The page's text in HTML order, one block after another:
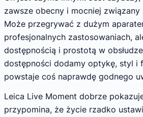
zawsze obecny i mocniej związany
Może przegrywać z dużym
profesjonalnych zastosowaniach,
dostępnością i prostotą w
dostępności dodamy optykę, styl i
powstaje coś naprawdę godnego
Leica Live Moment dobrze
przypomina, że życie rzadko